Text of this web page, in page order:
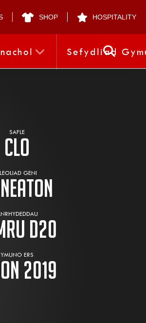
SHOP HOSPITALITY
Sefydliad
SAFLE
Clo
GENI
D20
YMUNO ERS
2019